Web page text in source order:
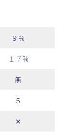
９％
１７%
無
５
✕